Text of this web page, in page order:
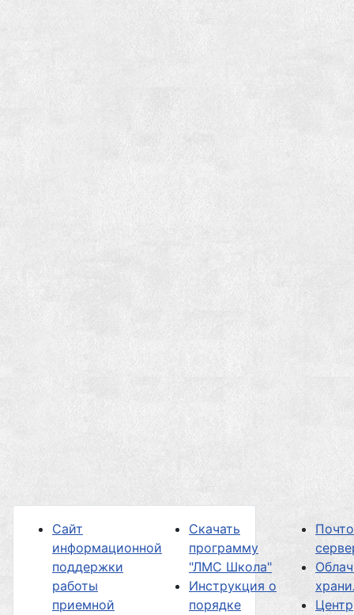
Сайт
информационной
поддержки
работы
приемной
Скачать
программу
"ЛМС Школа"
Инструкция о
порядке
Центр